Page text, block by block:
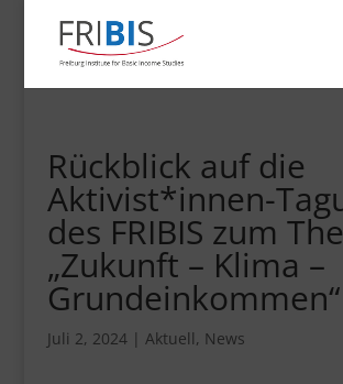
Rückblick auf die
Aktivist*innen-
des FRIBIS zum
„Zukunft – Klima –
Grundeinkommen“
Juli 2, 2024| Aktuell, News